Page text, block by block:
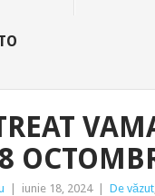
iunie 18, 2024 De văzut